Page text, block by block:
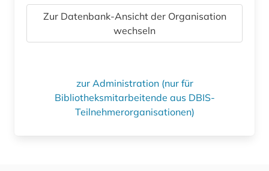
Zur Datenbank-Ansicht der Organisation
wechseln
zur Administration (nur für
Bibliotheksmitarbeitende aus DBIS-
Teilnehmerorganisationen)